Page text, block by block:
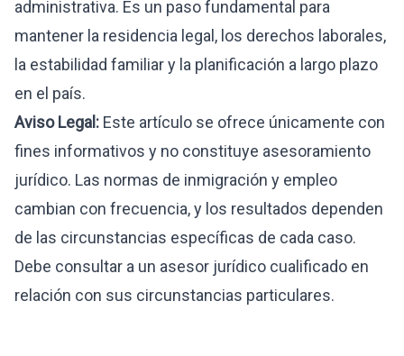
administrativa. Es un paso fundamental para
mantener la residencia legal, los derechos laborales,
la estabilidad familiar y la planificación a largo plazo
en el país.
Aviso Legal: Este artículo se ofrece únicamente con
fines informativos y no constituye asesoramiento
jurídico. Las normas de inmigración y empleo
cambian con frecuencia, y los resultados dependen
de las circunstancias específicas de cada caso.
Debe consultar a un asesor jurídico cualificado en
relación con sus circunstancias particulares.